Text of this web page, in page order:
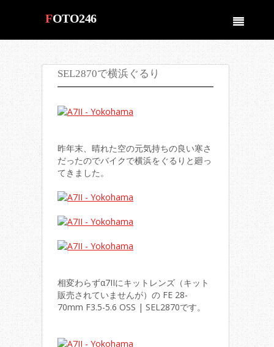
FOTO246
by fotois.com
SEL2870で横浜ぐるり
昨年末、晴れた空の元気持ちの良い寒さ
だったのでバイクで横浜をぐるりと廻っ
てきました。
相変わらずα7IIにキットレンズ（キット
販売されていませんが）の FE 28-
70mm F3.5-5.6 OSS | SEL2870です。